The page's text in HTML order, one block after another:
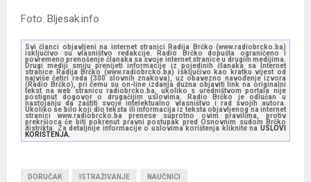
Foto. Bljesak.info
Svi članci objavljeni na internet stranici Radija Brčko (www.radiobrcko.ba)
isključivo su vlasništvo redakcije. Radio Brčko dopušta ograničeno i
povremeno prenošenje članaka sa svoje internet stranice u drugim medijima.
Drugi mediji smiju prenijeti informacije iz pojedinih članaka sa Internet
stranice Radija Brčko (www.radiobrcko.ba) isključivo kao kratku vijest od
najviše četiri reda (300 slovnih znakova), uz obavezno navođenje izvora
(Radio Brčko), pri čemu su on-line izdanja dužna objaviti link na originalni
tekst na web stranicu radiobrcko.ba, ukoliko s uredništvom portala nije
postignut dogovor o drugačijim uslovima. Radio Brčko je odlučan u
nastojanju da zaštiti svoje intelektualno vlasništvo i rad svojih autora.
Ukoliko se bilo koji dio teksta ili informacija iz teksta objavljenog na internet
stranici www.radiobrcko.ba prenese suprotno ovim pravilima, protiv
prekršioca će biti pokrenut pravni postupak pred Osnovnim sudom Brčko
distrikta. Za detaljnije informacije o uslovima korištenja kliknite na USLOVI
KORIŠTENJA.
DORUČAK ISTRAŽIVANJE NAUČNICI